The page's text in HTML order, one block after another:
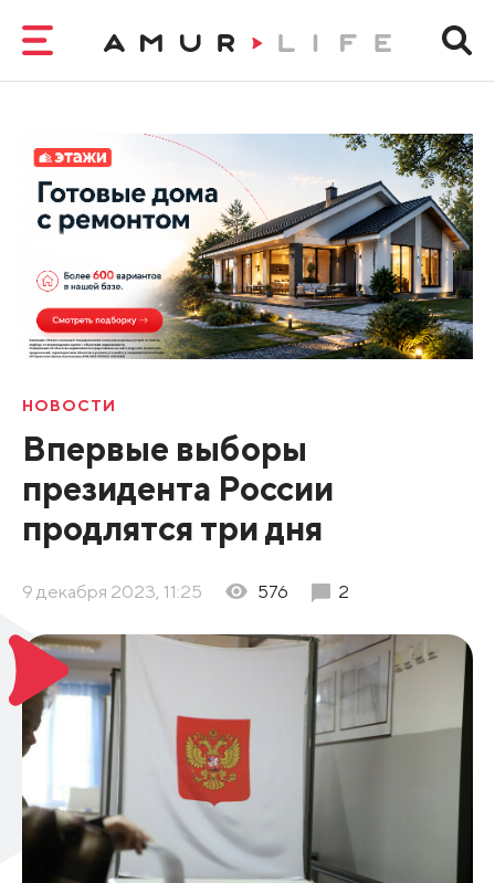
НОВОСТИ
Впервые выборы
президента России
продлятся три дня
9 декабря 2023, 11:25 576 2